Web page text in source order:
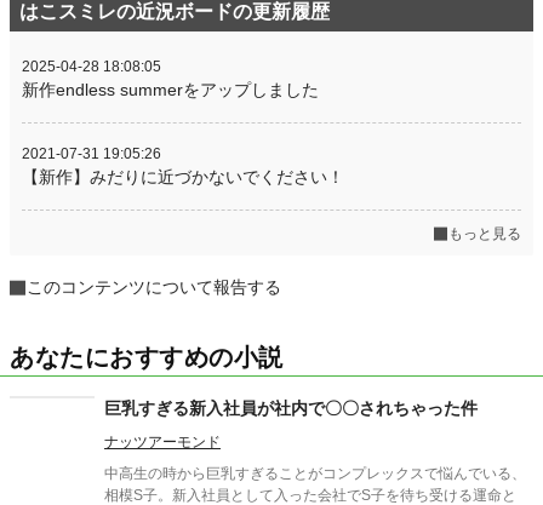
はこスミレの近況ボードの更新履歴
2025-04-28 18:08:05
新作endless summerをアップしました
2021-07-31 19:05:26
【新作】みだりに近づかないでください！
もっと見る
このコンテンツについて報告する
あなたにおすすめの小説
巨乳すぎる新入社員が社内で〇〇されちゃった件
ナッツアーモンド
中高生の時から巨乳すぎることがコンプレックスで悩んでいる、
相模S子。新入社員として入った会社でS子を待ち受ける運命と